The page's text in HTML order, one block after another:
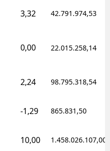
3,32 42.791.974,53
0,00 22.015.258,14
2,24 98.795.318,54
-1,29 865.831,50
10,00 1.458.026.107,00